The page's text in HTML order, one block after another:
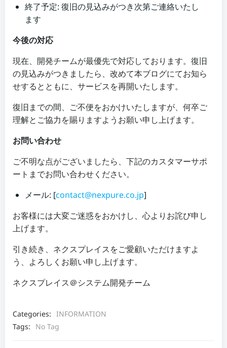
終了予定: 復旧の見込みがつき次第ご連絡いたし
ます
今後の対応
現在、開発チームが最優先で対応しております。復旧
の見込みがつきましたら、改めて本ブログにてお知ら
せするとともに、サービスを再開いたします。
復旧までの間、ご不便をおかけいたしますが、何卒ご
理解とご協力を賜りますようお願い申し上げます。
お問い合わせ
ご不明な点がございましたら、下記のカスタマーサポ
ートまでお問い合わせください。
メール: [contact@nexpure.co.jp]
お客様には大変ご迷惑をおかけし、心よりお詫び申し
上げます。
引き続き、ネクスプレイスをご愛顧いただけますよ
う、よろしくお願い申し上げます。
ネクスプレイス＠システム開発チーム
Categories: INFORMATION
Tags:
No Tag